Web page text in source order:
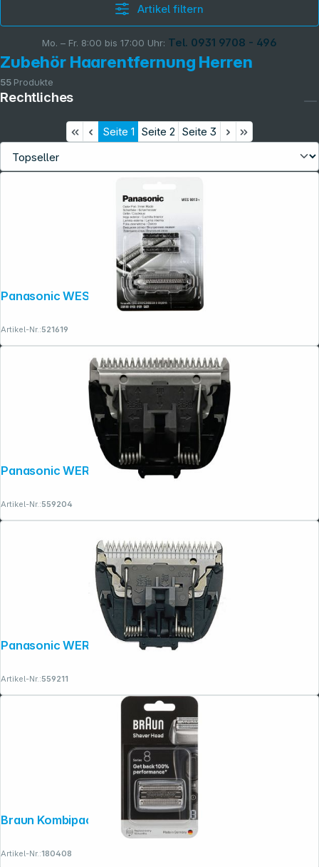
Mo. – Fr. 8:00 bis 17:00 Uhr: Tel. 0931 9708 - 496
Artikel filtern
Zubehör Haarentfernung Herren
55 Produkte
Seite 1 Seite 2 Seite 3
Panasonic WES 9013 Y1361
Artikel-Nr.:521619
Panasonic WER 9615 Y1361
Artikel-Nr.:559204
Panasonic WER 9620 Y1361
Artikel-Nr.:559211
Braun Kombipack 83M
Artikel-Nr.:180408
Rechtliches
Folgen Sie uns auf